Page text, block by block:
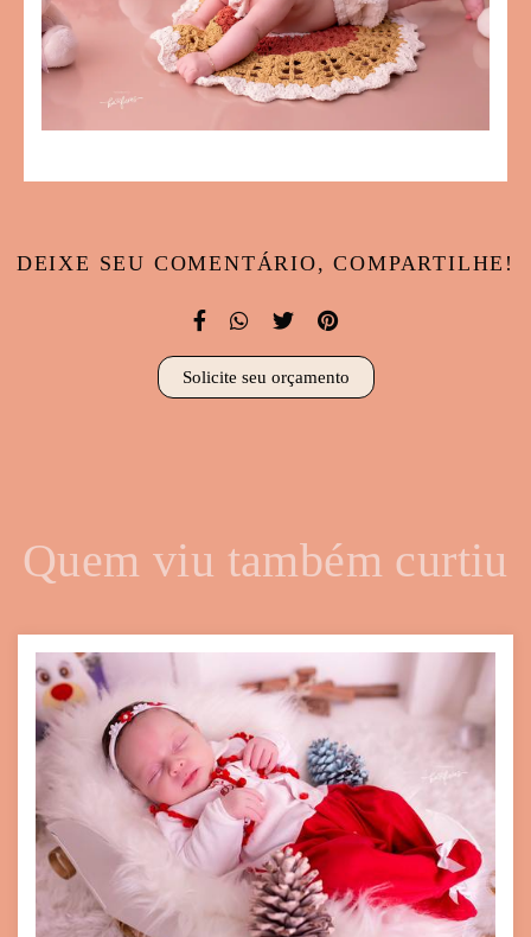
DEIXE SEU COMENTÁRIO, COMPARTILHE!
Solicite seu orçamento
Quem viu também curtiu